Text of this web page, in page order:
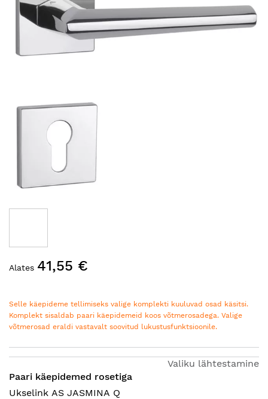
pildigalerii
Alates 41,55 €
Selle käepideme tellimiseks valige komplekti kuuluvad osad käsitsi.
Komplekt sisaldab paari käepidemeid koos võtmerosadega. Valige
võtmerosad eraldi vastavalt soovitud lukustusfunktsioonile.
Valiku lähtestamine
Paari käepidemed rosetiga
Ukselink AS JASMINA Q